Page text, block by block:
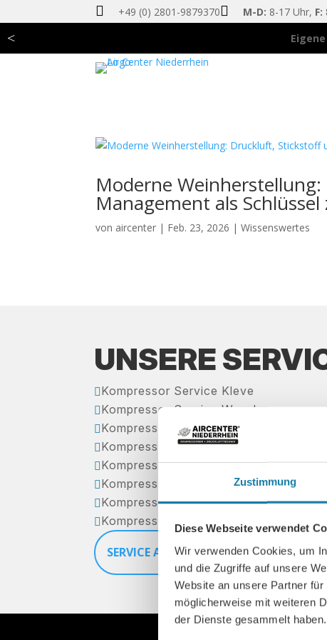
Zustimmung
Diese Webseite verwendet
Wir verwenden Cookies, um
und die Zugriffe auf unsere
Website an unsere Partner
möglicherweise mit weiteren
der Dienste gesammelt haben.
 +49 (0) 2801-9879370 M-D: 8-17 Uhr, F:
<
Moderne
Management als
von aircenter | Feb. 23, 2026 |Wissenswertes
UNSERE
Kompressor Service Kleve
Kompressor Service Wesel
Kompressor Service Kamp-Lintfort
Kompressor Service Emmerich
Kompressor Service Rheinberg
Kompressor Service Voerde
Kompressor Service Moers
Kompressor Service Dorsten
SERVICE ANFRAGEN